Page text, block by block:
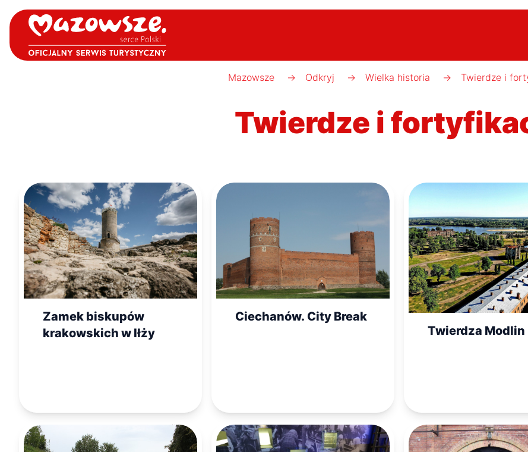
Mazowsze → Odkryj → Wielka historia → Twierdze i
Twierdze i
Zamek biskupów
krakowskich w Iłży
Ciechanów. City Break
Twierdza Modlin